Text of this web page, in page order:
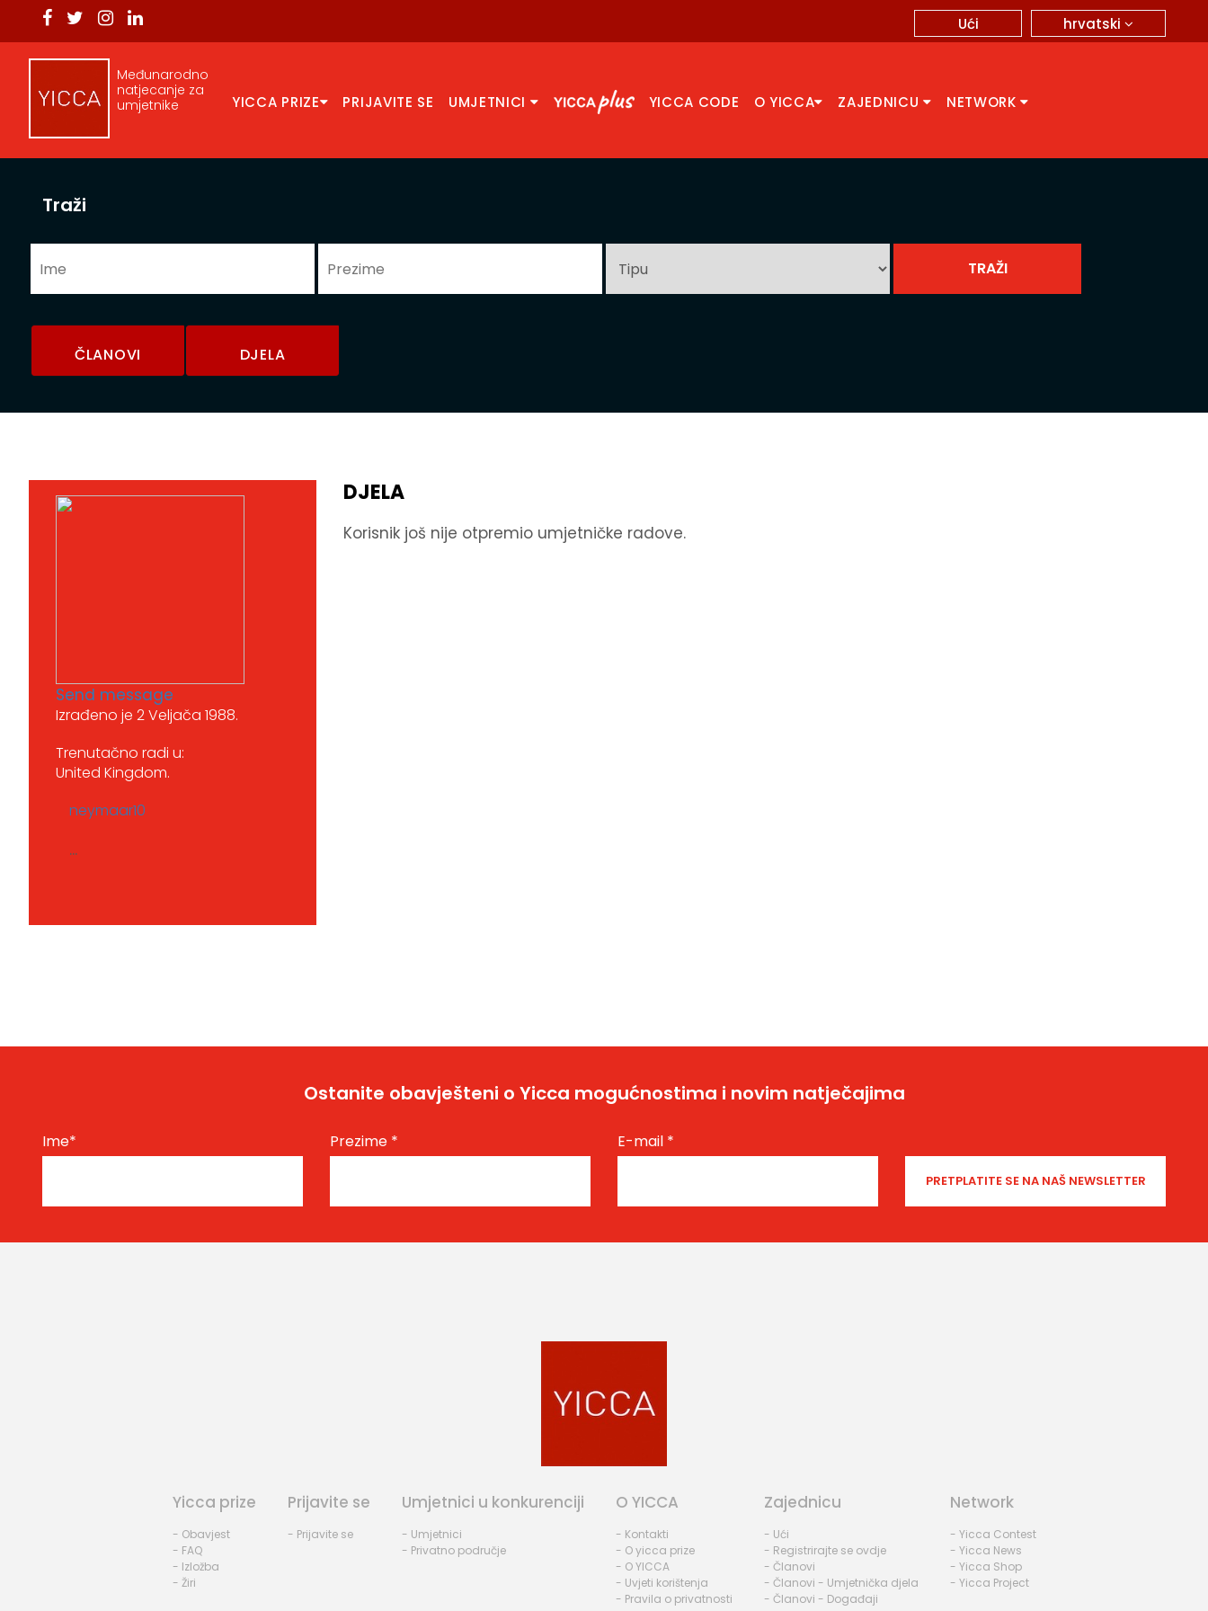
hrvatski
Ući
Međunarodno
natjecanje za
umjetnike
YICCA PRIZE PRIJAVITE SE UMJETNICI YICCA CODE O YICCA ZAJEDNICU NETWORK
Traži
ČLANOVI DJELA
Send message
Izrađeno je 2 Veljača 1988.
Trenutačno radi u:
United Kingdom.
neymaar10
...
DJELA
Korisnik još nije otpremio umjetničke radove.
Ostanite obavješteni o Yicca mogućnostima i novim natječajima
Ime* Prezime * E-mail *
Yicca prize
- Obavjest
- FAQ
- Izložba
- Žiri
Prijavite se
- Prijavite se
Umjetnici u konkurenciji
- Umjetnici
- Privatno područje
O YICCA
- Kontakti
- O yicca prize
- O YICCA
- Uvjeti korištenja
- Pravila o privatnosti
Zajednicu
- Ući
- Registrirajte se ovdje
- Članovi
- Članovi - Umjetnička djela
- Članovi - Događaji
Network
- Yicca Contest
- Yicca News
- Yicca Shop
- Yicca Project